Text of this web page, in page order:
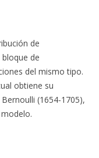
de
de
del mismo tipo.
obtiene su
(1654-1705),